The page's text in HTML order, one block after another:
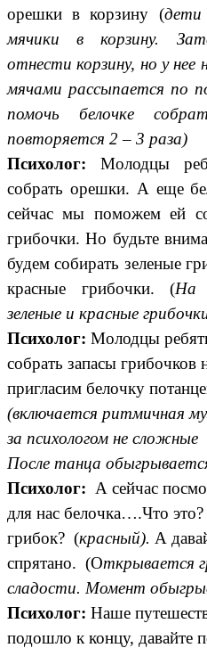
орешки в корзину (дети
мячики в корзину.
отнести корзину, но у нее
мячами рассыпается по
помочь белочке
повторяется 2 – 3 раза)
Психолог: Молодцы
собрать орешки. А еще
сейчас мы поможем ей
грибочки. Но будьте
будем собирать зеленые
красные грибочки. (На
зеленые и красные
Психолог: Молодцы
собрать запасы грибочков
пригласим белочку
(включается ритмичная
за психологом не
После танца
Психолог: А сейчас
для нас белочка….Что это?
грибок? (красный). А
спрятано. (Открывается
сладости. Момент
Психолог: Наше
подошло к концу, давайте